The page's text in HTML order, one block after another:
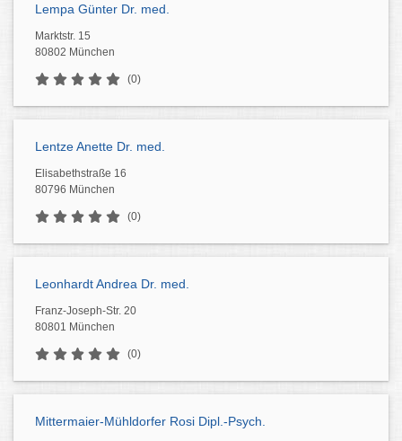
Lempa Günter Dr. med.
Marktstr. 15
80802 München
(0)
Lentze Anette Dr. med.
Elisabethstraße 16
80796 München
(0)
Leonhardt Andrea Dr. med.
Franz-Joseph-Str. 20
80801 München
(0)
Mittermaier-Mühldorfer Rosi Dipl.-Psych.